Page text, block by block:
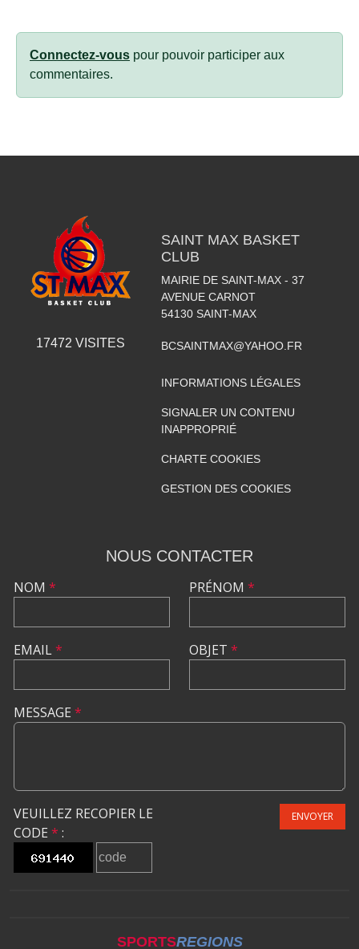
Connectez-vous pour pouvoir participer aux
commentaires.
17472 VISITES
SAINT MAX BASKET
CLUB
MAIRIE DE SAINT-MAX - 37
AVENUE CARNOT
54130 SAINT-MAX
BCSAINTMAX@YAHOO.FR
INFORMATIONS LÉGALES
SIGNALER UN CONTENU
INAPPROPRIÉ
CHARTE COOKIES
GESTION DES COOKIES
NOUS CONTACTER
NOM *
EMAIL*
PRÉNOM *
OBJET *
MESSAGE *
VEUILLEZ RECOPIER LE
CODE * :
ENVOYER
SPORTSREGIONS